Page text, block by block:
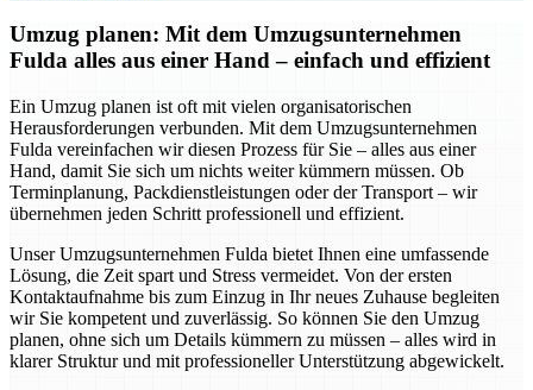
Umzug planen: Mit dem Umzugsunternehmen
Fulda alles aus einer Hand – einfach und effizient
Ein Umzug planen ist oft mit vielen organisatorischen
Herausforderungen verbunden. Mit dem Umzugsunternehmen
Fulda vereinfachen wir diesen Prozess für Sie – alles aus einer
Hand, damit Sie sich um nichts weiter kümmern müssen. Ob
Terminplanung, Packdienstleistungen oder der Transport – wir
übernehmen jeden Schritt professionell und effizient.
Unser Umzugsunternehmen Fulda bietet Ihnen eine umfassende
Lösung, die Zeit spart und Stress vermeidet. Von der ersten
Kontaktaufnahme bis zum Einzug in Ihr neues Zuhause begleiten
wir Sie kompetent und zuverlässig. So können Sie den Umzug
planen, ohne sich um Details kümmern zu müssen – alles wird in
klarer Struktur und mit professioneller Unterstützung abgewickelt.